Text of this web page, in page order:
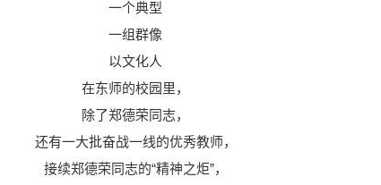
一个典型
一组群像
以文化人
在东师的校园里，
除了郑德荣同志，
还有一大批奋战一线的优秀教师，
接续郑德荣同志的“精神之炬”，